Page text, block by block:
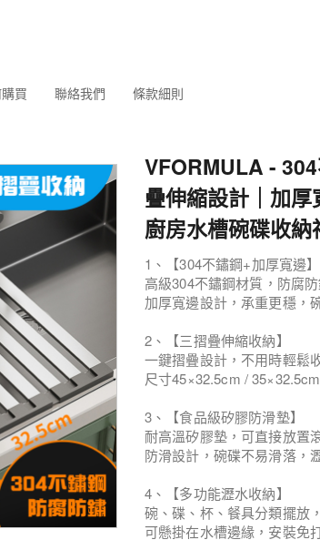
買 聯絡我們 條款細則
VFORMULA -
疊伸縮設計｜加厚
廚房水槽碗碟收納
1、【304不鏽鋼+加厚寬邊】
高級304不鏽鋼材質，防腐
加厚寬邊設計，承重更穩，
2、【三摺疊伸縮收納】
一鍵摺疊設計，不用時輕鬆
尺寸45×32.5cm /
3、【食品級矽膠防滑墊】
耐高溫矽膠墊，可直接放置
防滑設計，碗碟不易滑落，
4、【多功能瀝水收納】
碗、碟、杯、餐具分類擺放
可懸掛在水槽邊緣，安裝免